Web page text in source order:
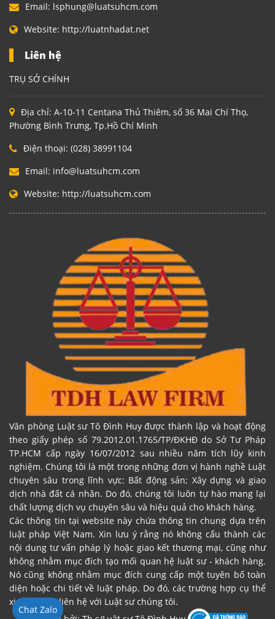
Email: lsphung@luatsuhcm.com
Website: http://luatnhadat.net
Liên hệ
TRỤ SỞ CHÍNH
Địa chỉ: A-10-11 Centana Thủ Thiêm, số 36 Mai Chí Thọ,
Phường Bình Trưng, Tp.Hồ Chí Minh
Điện thoại: (028) 38991104
Email: info@luatsuhcm.com
Website: http://luatsuhcm.com
Văn phòng Luật sư Tô Đình Huy được thành lập và hoạt động
theo giấy phép số 79.2012.01.1765/TP/ĐKHĐ do Sở Tư Pháp
TP.HCM cấp ngày 16/07/2012 sau nhiều năm tích lũy kinh
nghiệm. Chúng tôi là một trong những đơn vị hành nghề Luật
chuyên sâu trong lĩnh vực: Bất động sản; Xây dựng và giao
dịch nhà đất cá nhân. Do đó, chúng tôi luôn tự hào mang lại
chất lượng dịch vụ chuyên sâu và hiệu quả cho khách hàng.
Các thông tin tại website này chứa thông tin chung dựa trên
luật pháp Việt Nam. Xin lưu ý rằng nó không cấu thành các
nội dung tư vấn pháp lý hoặc giao kết thương mại, cũng như
không nhằm mục đích tạo mối quan hệ luật sư - khách hàng.
Nó cũng không nhằm mục đích cung cấp một tuyên bố toàn
diện hoặc chi tiết về luật pháp. Do đó, các trường hợp cụ thể
xin vui lòng liên hệ với Luật sư chúng tôi.
Chat Zalo